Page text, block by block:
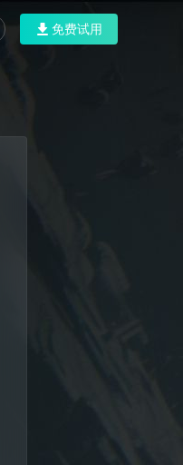
免费试用